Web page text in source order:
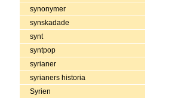
synonymer
synskadade
synt
syntpop
syrianer
syrianers historia
Syrien